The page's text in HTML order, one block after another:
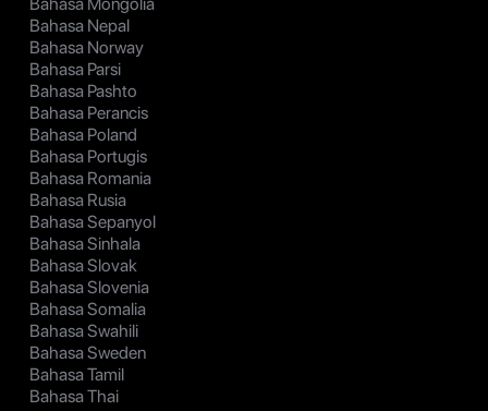
Bahasa Nepal
Bahasa Norway
Bahasa Parsi
Bahasa Pashto
Bahasa Perancis
Bahasa Poland
Bahasa Portugis
Bahasa Romania
Bahasa Rusia
Bahasa Sepanyol
Bahasa Sinhala
Bahasa Slovak
Bahasa Slovenia
Bahasa Somalia
Bahasa Swahili
Bahasa Sweden
Bahasa Tamil
Bahasa Thai